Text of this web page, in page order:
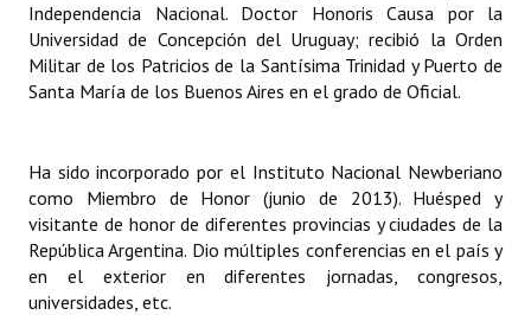
Independencia Nacional. Doctor Honoris Causa por la
Universidad de Concepción del Uruguay; recibió la Orden
Militar de los Patricios de la Santísima Trinidad y Puerto de
Santa María de los Buenos Aires en el grado de Oficial.
Ha sido incorporado por el Instituto Nacional Newberiano
como Miembro de Honor (junio de 2013). Huésped y
visitante de honor de diferentes provincias y ciudades de la
República Argentina. Dio múltiples conferencias en el país y
en el exterior en diferentes jornadas, congresos,
universidades, etc.